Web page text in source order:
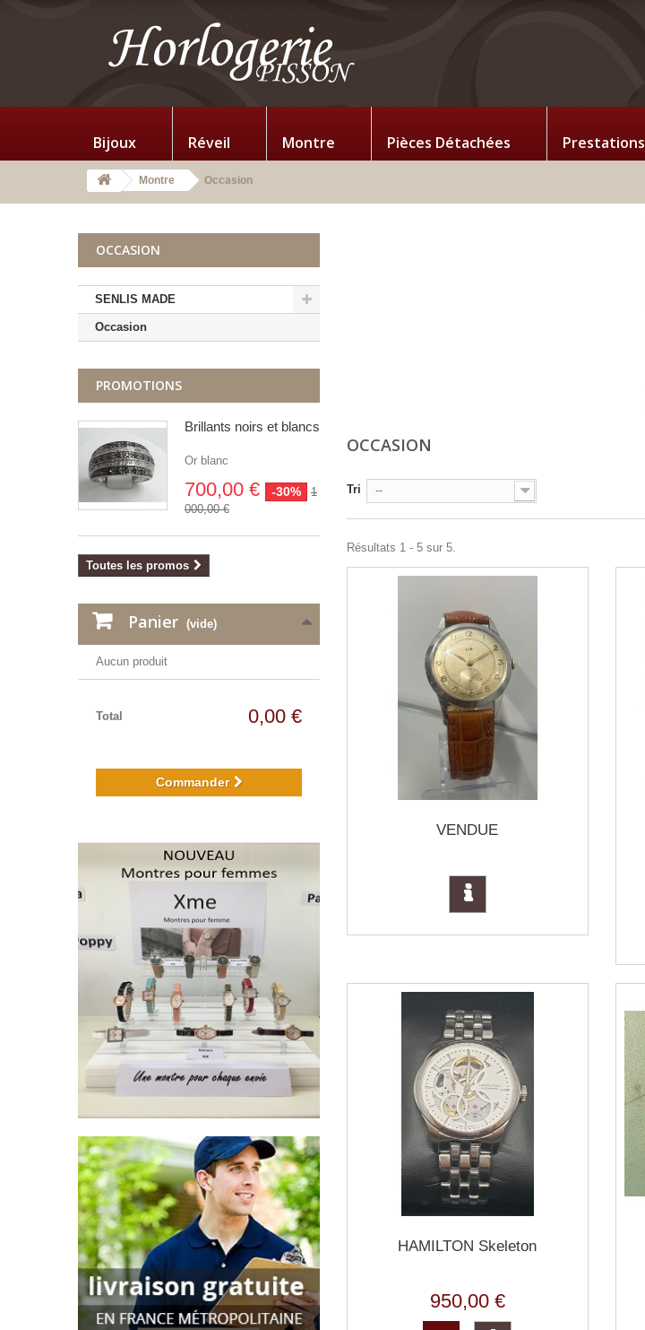
Bijoux Réveil Montre Pièces Détachées Prestations
Montre Occasion
OCCASION
SENLIS MADE
Occasion
PROMOTIONS
Brillants noirs et blancs
Or blanc
700,00 € -30%
1
000,00 €
Toutes les promos
Panier (vide)
Aucun produit
0,00 €
Total
Commander
OCCASION
Tri --
Résultats 1 - 5 sur 5.
VENDUE
HAMILTON Skeleton
950,00 €